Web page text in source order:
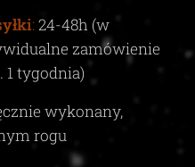
:24-48h (w
zamówienie
1 tygodnia)
wykonany,
rogu